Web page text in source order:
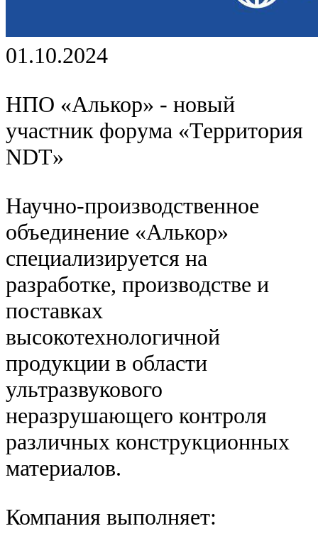
01.10.2024
НПО «Алькор» - новый
участник форума «Территория
NDT»
Научно-производственное
объединение «Алькор»
специализируется на
разработке, производстве и
поставках
высокотехнологичной
продукции в области
ультразвукового
неразрушающего контроля
различных конструкционных
материалов.
Компания выполняет: